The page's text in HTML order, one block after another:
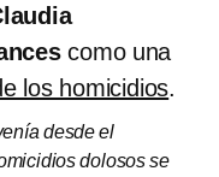
como una
los homicidios.
desde el
dolosos se